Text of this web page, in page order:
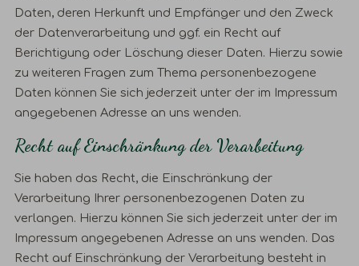
Daten, deren Herkunft und Empfänger und den Zweck
der Datenverarbeitung und ggf. ein Recht auf
Berichtigung oder Löschung dieser Daten. Hierzu sowie
zu weiteren Fragen zum Thema personenbezogene
Daten können Sie sich jederzeit unter der im Impressum
angegebenen Adresse an uns wenden.
Recht auf Einschränkung der Verarbeitung
Sie haben das Recht, die Einschränkung der
Verarbeitung Ihrer personenbezogenen Daten zu
verlangen. Hierzu können Sie sich jederzeit unter der im
Impressum angegebenen Adresse an uns wenden. Das
Recht auf Einschränkung der Verarbeitung besteht in